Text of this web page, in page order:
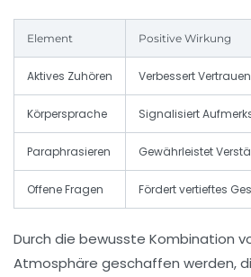
Element Positive Wirkung
Aktives Zuhören Verbessert
Körpersprache Signalisiert
Paraphrasieren Gewährleistet
Offene Fragen Fördert vertieftes
Durch die bewusste Kombination
Atmosphäre geschaffen werden,